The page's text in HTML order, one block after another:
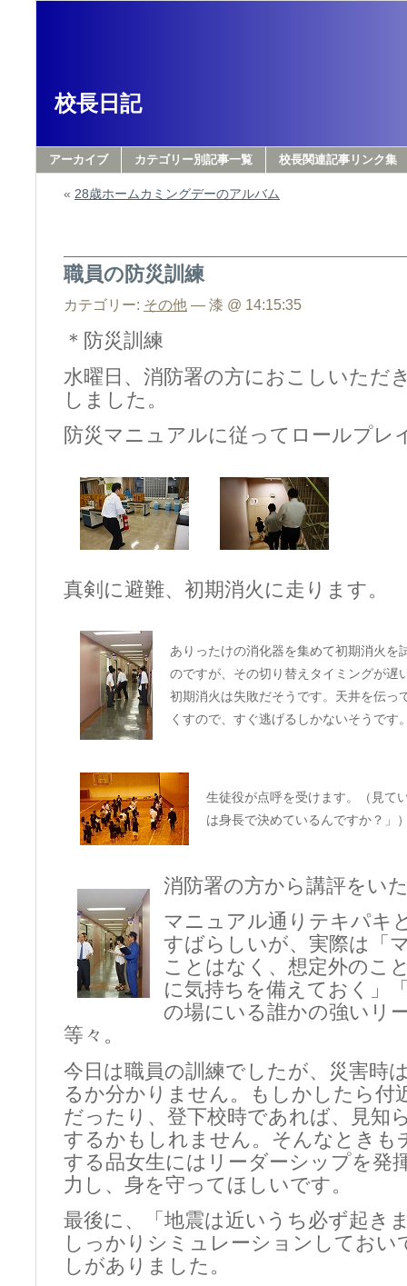
校長日記
アーカイブ カテゴリー別記事一覧 校長関連記事リンク集
« 28歳ホームカミングデーのアルバム
職員の防災訓練
カテゴリー: その他 — 漆 @ 14:15:35
＊防災訓練
水曜日、消防署の方におこしいただ
しました。
防災マニュアルに従ってロールプレ
真剣に避難、初期消火に走ります。
ありったけの消化器を集めて初期消火を
のですが、その切り替えタイミングが遅
初期消火は失敗だそうです。天井を伝っ
くすので、すぐ逃げるしかないそうです
生徒役が点呼を受けます。（見て
は身長で決めているんですか？」
消防署の方から講評をい
マニュアル通りテキパキ
すばらしいが、実際は「
ことはなく、想定外のこ
に気持ちを備えておく」
の場にいる誰かの強いリ
等々。
今日は職員の訓練でしたが、災害時
るか分かりません。もしかしたら付
だったり、登下校時であれば、見知
するかもしれません。そんなときも
する品女生にはリーダーシップを発
力し、身を守ってほしいです。
最後に、「地震は近いうち必ず起き
しっかりシミュレーションしておい
しがありました。